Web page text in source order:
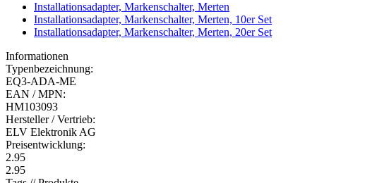
Installationsadapter, Markenschalter, Merten
Installationsadapter, Markenschalter, Merten, 10er Set
Installationsadapter, Markenschalter, Merten, 20er Set
Informationen
Typenbezeichnung:
EQ3-ADA-ME
EAN / MPN:
HM103093
Hersteller / Vertrieb:
ELV Elektronik AG
Preisentwicklung:
2.95
2.95